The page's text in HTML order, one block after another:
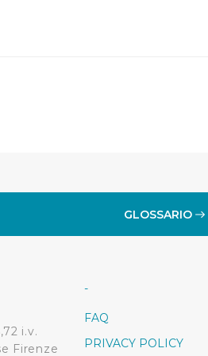
a destra in questo banner
banner comporta il
GLOSSARIO
i.v.
Firenze
-
FAQ
PRIVACY POLICY